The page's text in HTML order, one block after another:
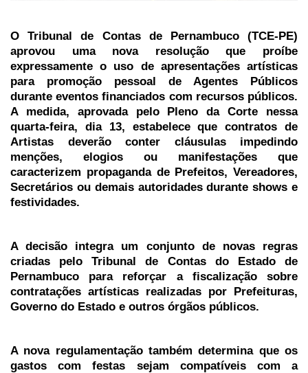
O Tribunal de Contas de Pernambuco (TCE-PE)
aprovou uma nova resolução que proíbe
expressamente o uso de apresentações artísticas
para promoção pessoal de Agentes Públicos
durante eventos financiados com recursos públicos.
A medida, aprovada pelo Pleno da Corte nessa
quarta-feira, dia 13, estabelece que contratos de
Artistas deverão conter cláusulas impedindo
menções, elogios ou manifestações que
caracterizem propaganda de Prefeitos, Vereadores,
Secretários ou demais autoridades durante shows e
festividades.
A decisão integra um conjunto de novas regras
criadas pelo Tribunal de Contas do Estado de
Pernambuco para reforçar a fiscalização sobre
contratações artísticas realizadas por Prefeituras,
Governo do Estado e outros órgãos públicos.
A nova regulamentação também determina que os
gastos com festas sejam compatíveis com a